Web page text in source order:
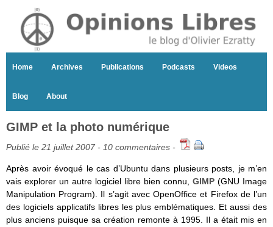
Home Archives Publications Podcasts Videos
Blog About
GIMP et la photo numérique
Publié le 21 juillet 2007 - 10 commentaires -
Après avoir évoqué le cas d’Ubuntu dans plusieurs posts, je m’en
vais explorer un autre logiciel libre bien connu, GIMP (GNU Image
Manipulation Program). Il s’agit avec OpenOffice et Firefox de l’un
des logiciels applicatifs libres les plus emblématiques. Et aussi des
plus anciens puisque sa création remonte à 1995. Il a était mis en